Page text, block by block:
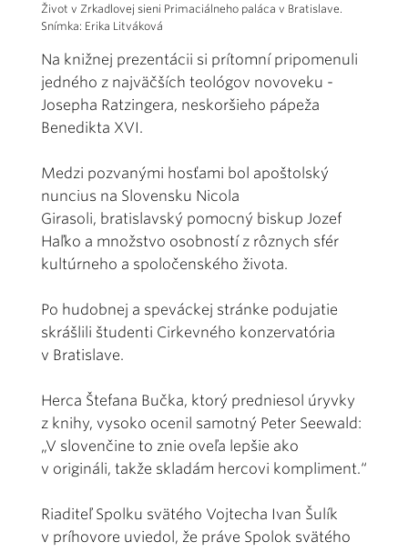
Život v Zrkadlovej sieni Primaciálneho paláca v Bratislave.
Snímka: Erika Litváková
Na knižnej prezentácii si prítomní pripomenuli
jedného z najväčších teológov novoveku -
Josepha Ratzingera, neskoršieho pápeža
Benedikta XVI.
Medzi pozvanými hosťami bol apoštolský
nuncius na Slovensku Nicola
Girasoli, bratislavský pomocný biskup Jozef
Haľko a množstvo osobností z rôznych sfér
kultúrneho a spoločenského života.
Po hudobnej a speváckej stránke podujatie
skrášlili študenti Cirkevného konzervatória
v Bratislave.
Herca Štefana Bučka, ktorý predniesol úryvky
z knihy, vysoko ocenil samotný Peter Seewald:
„V slovenčine to znie oveľa lepšie ako
v origináli, takže skladám hercovi kompliment.“
Riaditeľ Spolku svätého Vojtecha Ivan Šulík
v príhovore uviedol, že práve Spolok svätého